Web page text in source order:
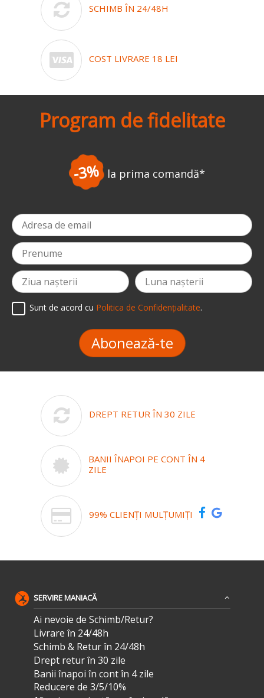
SCHIMB ÎN 24/48H
COST LIVRARE 18 LEI
Program de fidelitate
la prima comandă*
Sunt de acord cu Politica de Confidențialitate.
Abonează-te
DREPT RETUR ÎN 30 ZILE
BANII ÎNAPOI PE CONT ÎN 4
ZILE
99% CLIENȚI MULȚUMIȚI
SERVIRE MANIACĂ
Ai nevoie de Schimb/Retur?
Livrare în 24/48h
Schimb & Retur în 24/48h
Drept retur în 30 zile
Banii înapoi în cont în 4 zile
Reducere de 3/5/10%